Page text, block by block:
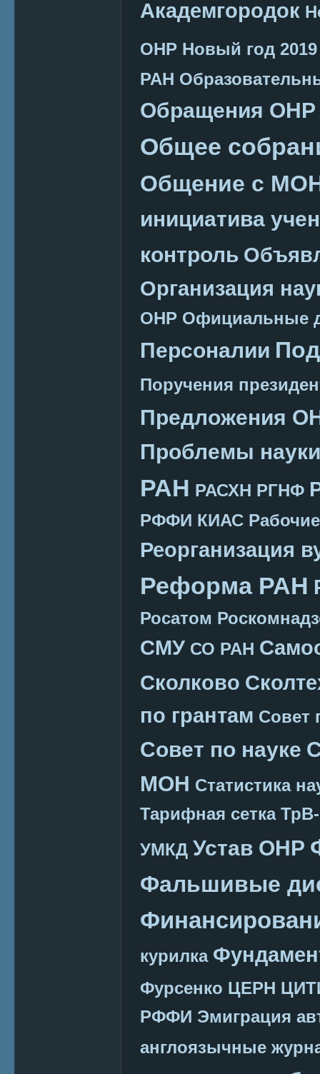
Академгородок
ОНР Новый год 2019
РАН
Обращения ОНР
Общее
Общение с
инициатива
контроль
Организация
ОНР Официальные
Персоналии
Поручения
Предложения
Проблемы науки
РАН РАСХН РГНФ
РФФИ КИАС
Реорганизация
Реформа РАН
Росатом
СМУ СО РАН
Сколково
по грантам Совет
Совет по науке
МОН Статистика
Тарифная сетка
УМКД Устав ОНР
Фальшивые
курилка
Фурсенко ЦЕРН
РФФИ Эмиграция
англоязычные